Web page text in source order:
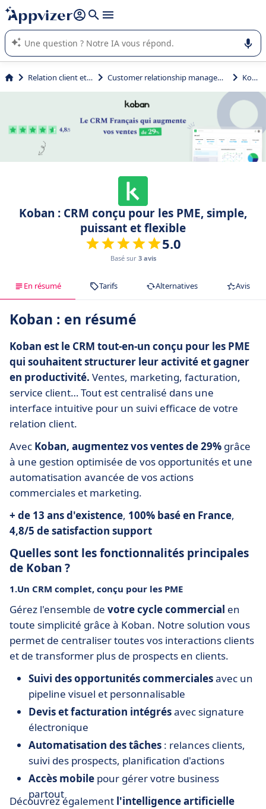
répondre (plusieurs lignes avec
L'IA de Appvizer vous guide dans l'utilisation ou la sélection de
logiciel SaaS en entreprise.
Relation client et vente Customer relationship management (CRM) Koban
Koban : CRM conçu pour les PME, simple,
puissant et flexible
5.0
Basé sur 3 avis
En résumé Tarifs Alternatives Avis
Koban : en résumé
Koban est le CRM tout-en-un conçu pour les PME
qui souhaitent structurer leur activité et gagner
en productivité. Ventes, marketing, facturation,
service client… Tout est centralisé dans une
interface intuitive pour un suivi efficace de votre
relation client.
Avec Koban, augmentez vos ventes de 29% grâce
à une gestion optimisée de vos opportunités et une
automatisation avancée de vos actions
commerciales et marketing.
+ de 13 ans d'existence, 100% basé en France,
4,8/5 de satisfaction support
Quelles sont les fonctionnalités principales
de Koban ?
1.Un CRM complet, conçu pour les PME
Gérez l'ensemble de votre cycle commercial en
toute simplicité grâce à Koban. Notre solution vous
permet de centraliser toutes vos interactions clients
et de transformer plus de prospects en clients.
Suivi des opportunités commercialesavec un
pipeline visuel et personnalisable
Devis et facturation intégrésavec signature
électronique
Automatisation des tâches : relances clients,
suivi des prospects, planification d'actions
Accès mobile pour gérer votre business
partout
Découvrez également l'intelligence artificielle